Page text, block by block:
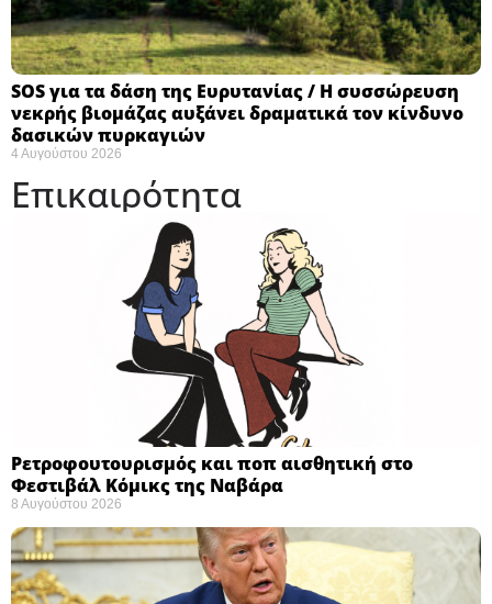
SOS για τα δάση της Ευρυτανίας / Η συσσώρευση
νεκρής βιομάζας αυξάνει δραματικά τον κίνδυνο
δασικών πυρκαγιών
4 Αυγούστου 2026
Επικαιρότητα
Ρετροφουτουρισμός και ποπ αισθητική στο
Φεστιβάλ Κόμικς της Ναβάρα ​
8 Αυγούστου 2026